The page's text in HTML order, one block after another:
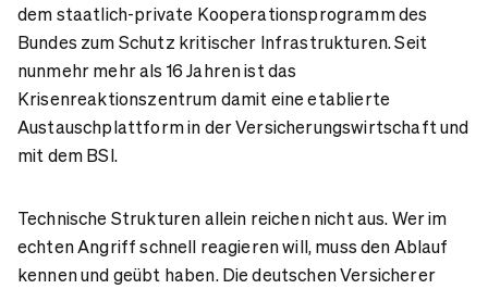
dem staatlich-private Kooperationsprogramm des
Bundes zum Schutz kritischer Infrastrukturen. Seit
nunmehr mehr als 16 Jahren ist das
Krisenreaktionszentrum damit eine etablierte
Austauschplattform in der Versicherungswirtschaft und
mit dem BSI.
Technische Strukturen allein reichen nicht aus. Wer im
echten Angriff schnell reagieren will, muss den Ablauf
kennen und geübt haben. Die deutschen Versicherer